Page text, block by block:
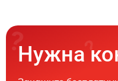
Нужна